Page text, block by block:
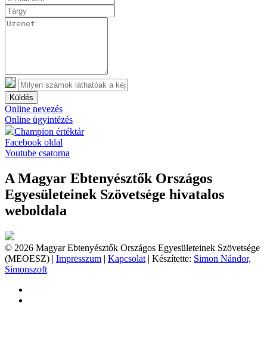
Küldés
Online nevezés
Online ügyintézés
Champion értéktár
Facebook oldal
Youtube csatorna
A Magyar Ebtenyésztők Országos
Egyesületeinek Szövetsége hivatalos
weboldala
© 2026 Magyar Ebtenyésztők Országos Egyesületeinek Szövetsége
(MEOESZ) | Impresszum | Kapcsolat | Készítette: Simon Nándor,
Simonszoft